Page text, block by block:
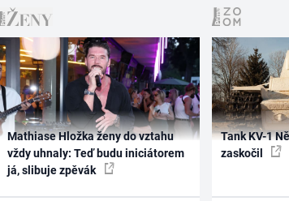
Mathiase Hložka ženy do vztahu
vždy uhnaly: Teď budu iniciátorem
já, slibuje zpěvák
Tank KV-1
zaskočil